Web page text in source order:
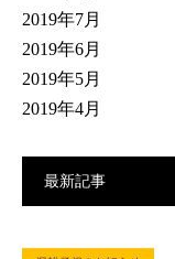
2019年7月
2019年6月
2019年5月
2019年4月
最新記事